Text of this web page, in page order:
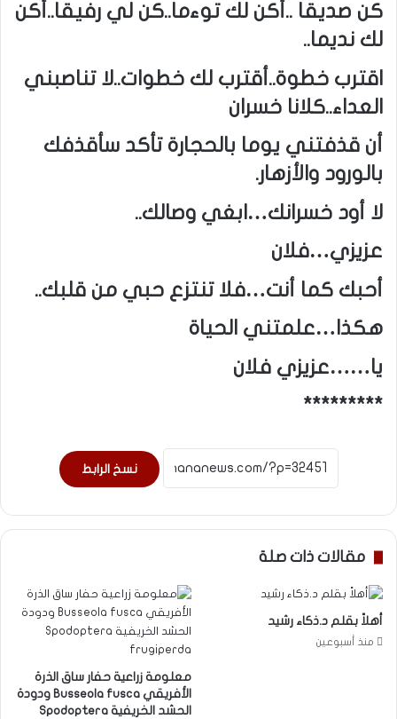
كن صديقا ..أكن لك توءما..كن لي رفيقا..أكن
لك نديما..
اقترب خطوة..أقترب لك خطوات..لا تناصبني
العداء..كلانا خسران
أن قذفتني يوما بالحجارة تأكد سأقذفك
بالورود والأزهار.
لا أود خسرانك…ابغي وصالك..
عزيزي…فلان
أحبك كما أنت…فلا تنتزع حبي من قلبك..
هكذا…علمتني الحياة
يا……عزيزي فلان
*********
نسخ الرابط
مقالات ذات صلة
أهلاً بقلم د.ذكاء رشيد
منذ أسبوعين
معلومة زراعية حفار ساق الذرة
الأفريقي Busseola fusca ودودة
الحشد الخريفية Spodoptera